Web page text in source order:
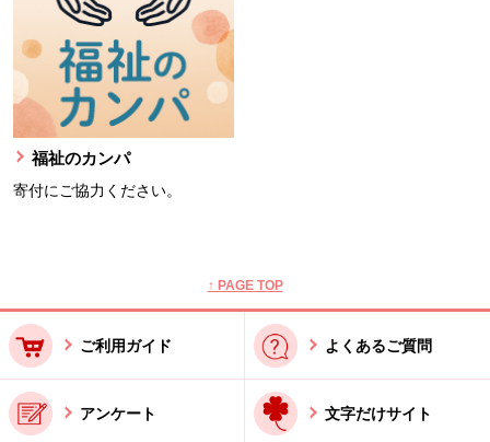
福祉のカンパ
寄付にご協力ください。
↑ PAGE TOP
ご利用ガイド よくあるご質問
アンケート 文字だけサイト